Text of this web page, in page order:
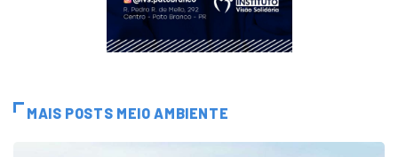
MAIS POSTS MEIO AMBIENTE